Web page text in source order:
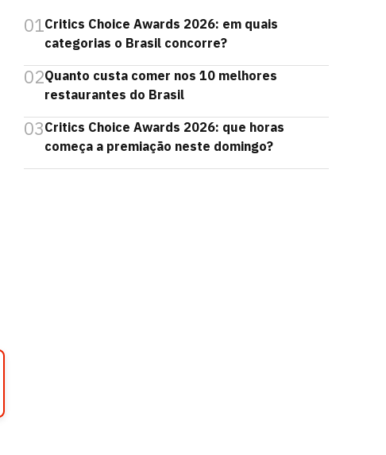
01Critics Choice Awards 2026: em quais
categorias o Brasil concorre?
02Quanto custa comer nos 10 melhores
restaurantes do Brasil
03Critics Choice Awards 2026: que horas
começa a premiação neste domingo?